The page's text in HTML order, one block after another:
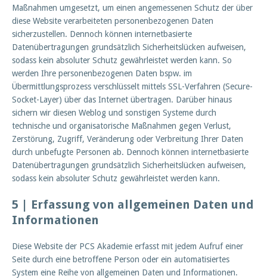
Maßnahmen umgesetzt, um einen angemessenen Schutz der über
diese Website verarbeiteten personenbezogenen Daten
sicherzustellen. Dennoch können internetbasierte
Datenübertragungen grundsätzlich Sicherheitslücken aufweisen,
sodass kein absoluter Schutz gewährleistet werden kann. So
werden Ihre personenbezogenen Daten bspw. im
Übermittlungsprozess verschlüsselt mittels SSL-Verfahren (Secure-
Socket-Layer) über das Internet übertragen. Darüber hinaus
sichern wir diesen Weblog und sonstigen Systeme durch
technische und organisatorische Maßnahmen gegen Verlust,
Zerstörung, Zugriff, Veränderung oder Verbreitung Ihrer Daten
durch unbefugte Personen ab. Dennoch können internetbasierte
Datenübertragungen grundsätzlich Sicherheitslücken aufweisen,
sodass kein absoluter Schutz gewährleistet werden kann.
5 | Erfassung von allgemeinen Daten und
Informationen
Diese Website der PCS Akademie erfasst mit jedem Aufruf einer
Seite durch eine betroffene Person oder ein automatisiertes
System eine Reihe von allgemeinen Daten und Informationen.